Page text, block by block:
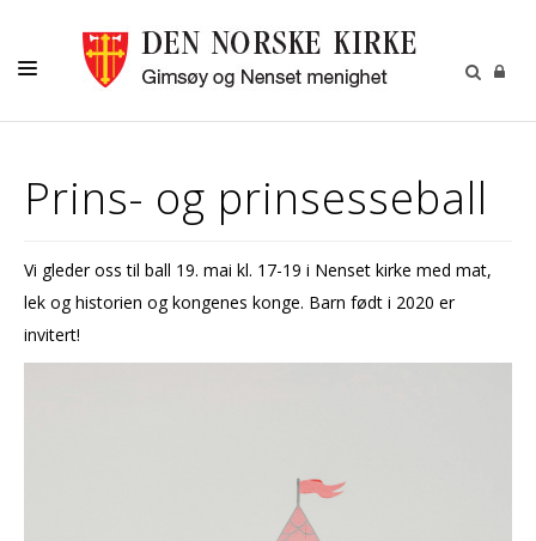
BARN OG UNGDOM
KALENDER
OM OSS
Prins- og prinsesseball
Vi gleder oss til ball 19. mai kl. 17-19 i Nenset kirke med mat,
lek og historien og kongenes konge. Barn født i 2020 er
invitert!